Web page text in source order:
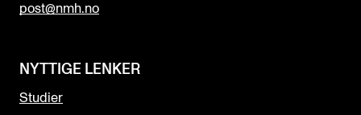
post@nmh.no
NYTTIGE LENKER
Studier